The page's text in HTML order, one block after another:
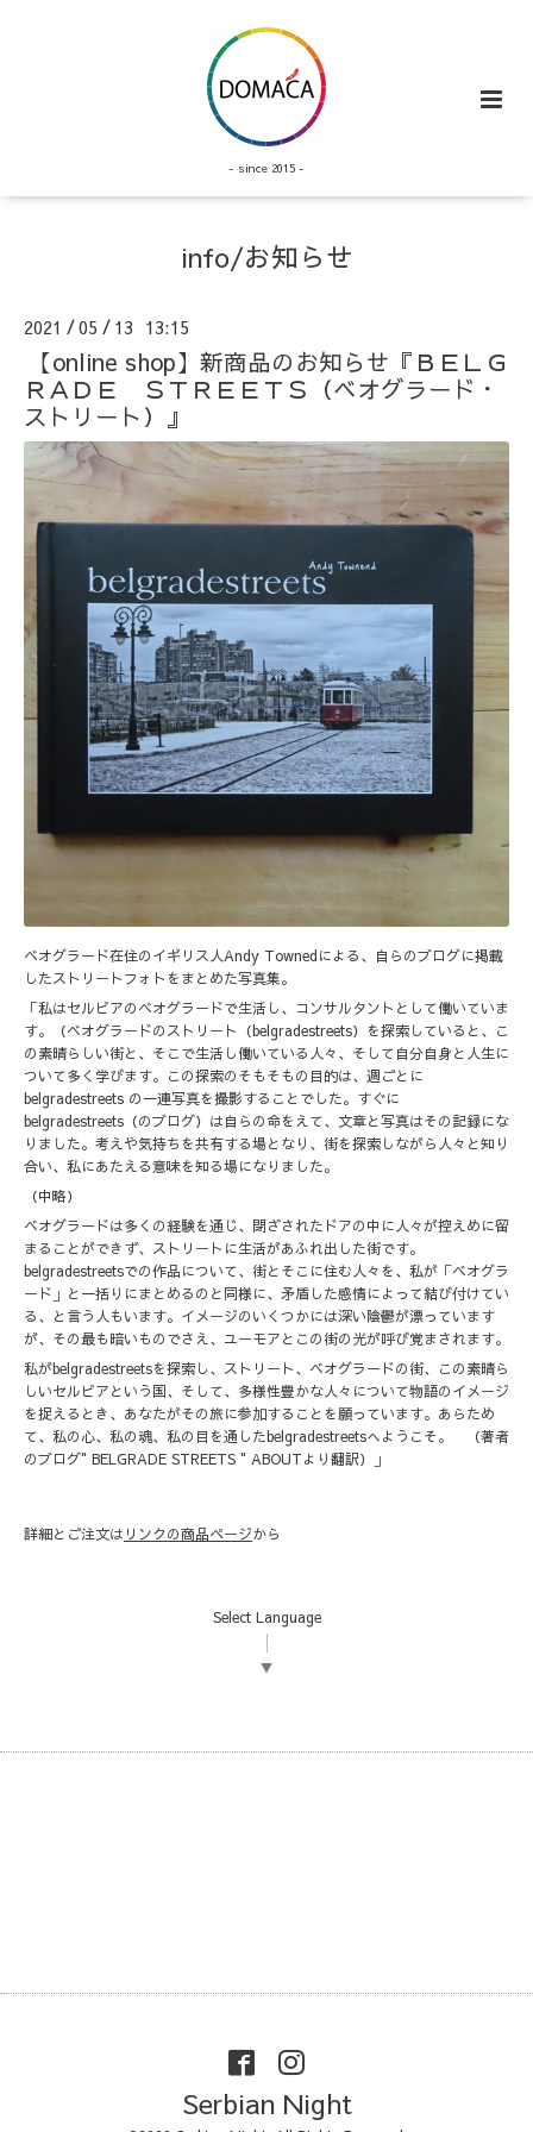
- since 2015 -
info/お知らせ
2021 /05 / 13 13:15
【online shop】新商品のお知らせ『ＢＥＬＧ
ＲＡＤＥ ＳＴＲＥＥＴＳ（ベオグラード・
ストリート）』
ベオグラード在住のイギリス人Andy Townedによる、自らのブログに掲載
したストリートフォトをまとめた写真集。
「私はセルビアのベオグラードで生活し、コンサルタントとして働いていま
す。（ベオグラードのストリート（belgradestreets）を探索していると、こ
の素晴らしい街と、そこで生活し働いている人々、そして自分自身と人生に
ついて多く学びます。この探索のそもそもの目的は、週ごとに
belgradestreets の一連写真を撮影することでした。すぐに
belgradestreets（のブログ）は自らの命をえて、文章と写真はその記録にな
りました。考えや気持ちを共有する場となり、街を探索しながら人々と知り
合い、私にあたえる意味を知る場になりました。
（中略）
ベオグラードは多くの経験を通じ、閉ざされたドアの中に人々が控えめに留
まることができず、ストリートに生活があふれ出した街です。
belgradestreetsでの作品について、街とそこに住む人々を、私が「ベオグラ
ード」と一括りにまとめるのと同様に、矛盾した感情によって結び付けてい
る、と言う人もいます。イメージのいくつかには深い陰鬱が漂っています
が、その最も暗いものでさえ、ユーモアとこの街の光が呼び覚まされます。
私がbelgradestreetsを探索し、ストリート、ベオグラードの街、この素晴ら
しいセルビアという国、そして、多様性豊かな人々について物語のイメージ
を捉えるとき、あなたがその旅に参加することを願っています。あらため
て、私の心、私の魂、私の目を通したbelgradestreetsへようこそ。 （著者
のブログ" BELGRADE STREETS " ABOUTより翻訳）」
詳細とご注文は リンクの商品ページから
Select Language
▼
Serbian Night